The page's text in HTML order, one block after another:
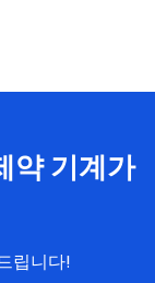
약 기계가
립니다!